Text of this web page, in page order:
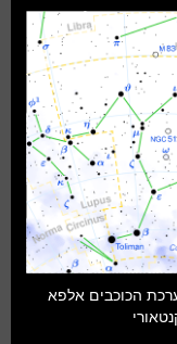
הכוכבים אלפא